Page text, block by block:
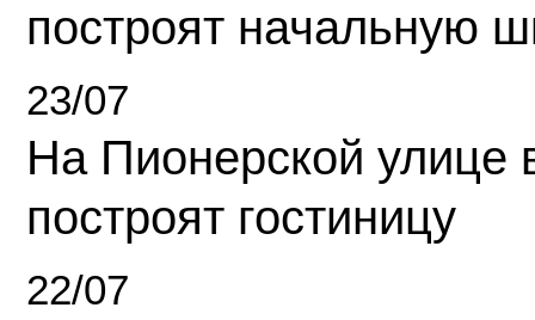
построят начальную
23/07
На Пионерской улице
построят гостиницу
22/07